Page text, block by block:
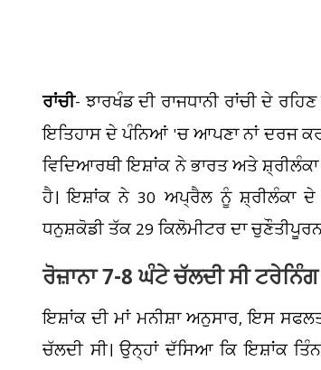
ਰਾਂਚੀ- ਝਾਰਖੰਡ ਦੀ ਰਾਜਧਾਨੀ ਰਾਂਚੀ ਦੇ
ਇਤਿਹਾਸ ਦੇ ਪੰਨਿਆਂ 'ਚ ਆਪਣਾ ਨਾਂ ਦਰਜ
ਵਿਦਿਆਰਥੀ ਇਸ਼ਾਂਕ ਨੇ ਭਾਰਤ ਅਤੇ ਸ਼੍ਰੀਲੰਕਾ
ਹੈ। ਇਸ਼ਾਂਕ ਨੇ 30 ਅਪ੍ਰੈਲ ਨੂੰ ਸ਼੍ਰੀਲੰਕਾ ਦੇ
ਧਨੁਸ਼ਕੋਡੀ ਤੱਕ 29 ਕਿਲੋਮੀਟਰ ਦਾ
ਰੋਜ਼ਾਨਾ 7-8 ਘੰਟੇ ਚੱਲਦੀ ਸੀ ਟਰੇਨਿੰਗ
ਇਸ਼ਾਂਕ ਦੀ ਮਾਂ ਮਨੀਸ਼ਾ ਅਨੁਸਾਰ, ਇਸ
ਚੱਲਦੀ ਸੀ। ਉਨ੍ਹਾਂ ਦੱਸਿਆ ਕਿ ਇਸ਼ਾਂਕ